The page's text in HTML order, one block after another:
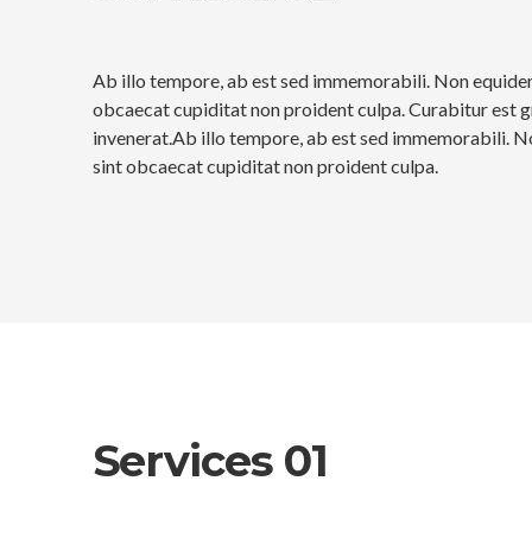
Ab illo tempore, ab est sed immemorabili. Non
obcaecat cupiditat non proident culpa. Curabitur est
invenerat.Ab illo tempore, ab est sed immemorabili.
sint obcaecat cupiditat non proident culpa.
Services 01